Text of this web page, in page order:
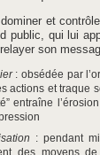
dominer et
public, qui lui
son
: obsédée par
actions et traque
entraîne
: pendant
des moyens